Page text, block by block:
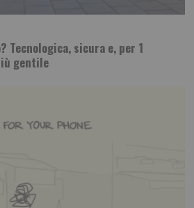
sicura e, per 1
gentile